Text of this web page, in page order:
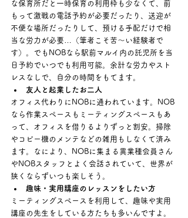
な保育所だと一時保育の利用枠も少なくて、前
もって激戦の電話予約が必要だったり、送迎が
不便な場所だったりして、預ける手配だけで相
当な労力が必要…（筆者こそ苦～い経験者で
す）。でもNOBなら駅前マルイ内の託児所を当
日予約でいつでも利用可能。余計な労力やスト
レスなしで、自分の時間をもてます。
友人と起業したお二人
オフィス代わりにNOBに通われています。NOB
なら作業スペースもミーティングスペースもあ
って、オフィスを借りるよりずっと割安。掃除
やコピー機のメンテなどの雑用もしなくて済み
ます。なにより、NOBに集まる異業種会員さん
やNOBスタッフとよく会話されていて、世界が
狭くならずいつも楽しそう。
趣味・実用講座のレッスンをしたい方
ミーティングスペースを利用して、趣味や実用
講座の先生をしている方たちも多いんですよ。